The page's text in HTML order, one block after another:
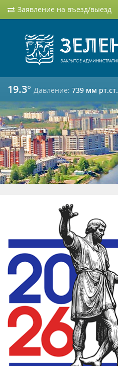
Заявление на въезд/выезд
19.3° Давление: 739 мм рт.ст.